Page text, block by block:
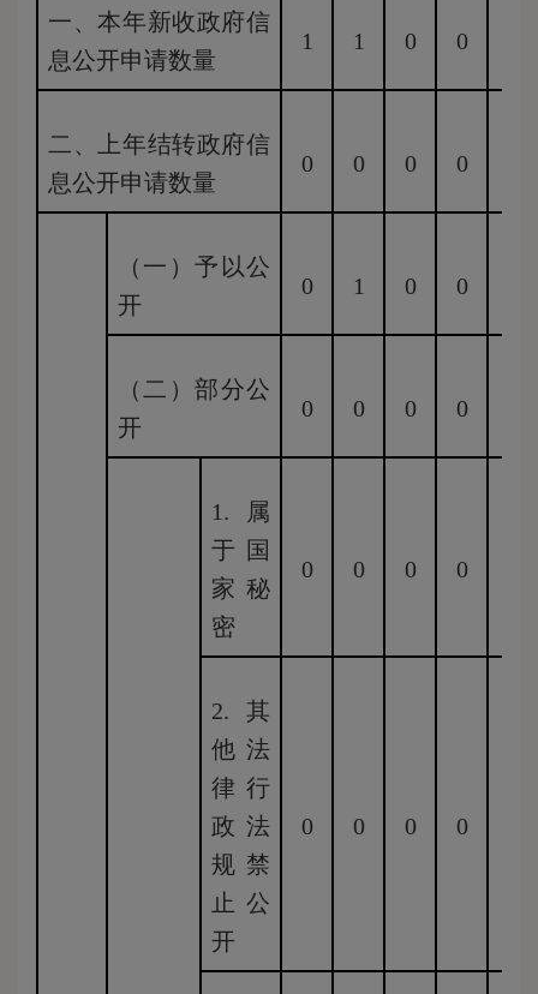
一、本年新收政府信
息公开申请数量
1 1 0 0
二、上年结转政府信
息公开申请数量
0 0 0 0
（一）予以公
开
0 1 0 0
（二）部分公
开
0 0 0 0
1.属
于国
家秘
密
0 0 0 0
2.其
他法
律行
政法
规禁
止公
开
0 0 0 0